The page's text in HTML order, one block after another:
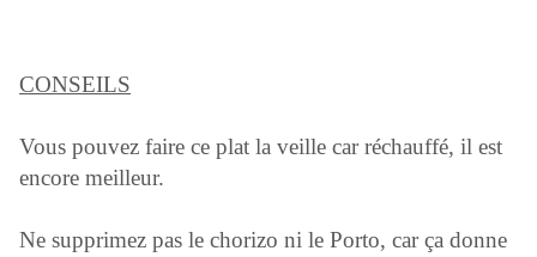
CONSEILS
Vous pouvez faire ce plat la veille car réchauffé, il est
encore meilleur.
Ne supprimez pas le chorizo ni le Porto, car ça donne